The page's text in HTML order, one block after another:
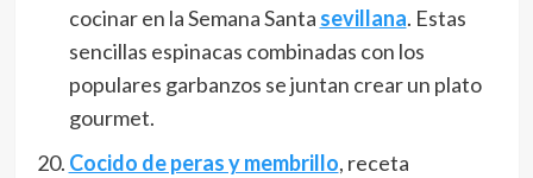
cocinar en la Semana Santa sevillana. Estas
sencillas espinacas combinadas con los
populares garbanzos se juntan crear un plato
gourmet.
Cocido de peras y membrillo, receta